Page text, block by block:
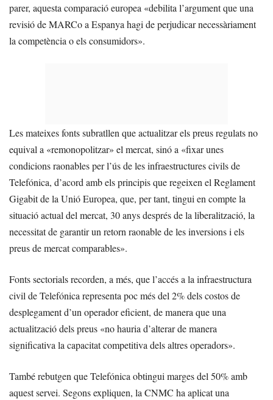
parer, aquesta comparació europea «debilita l’argument que una
revisió de MARCo a Espanya hagi de perjudicar necessàriament
la competència o els consumidors».
Les mateixes fonts subratllen que actualitzar els preus regulats no
equival a «remonopolitzar» el mercat, sinó a «fixar unes
condicions raonables per l’ús de les infraestructures civils de
Telefónica, d’acord amb els principis que regeixen el Reglament
Gigabit de la Unió Europea, que, per tant, tingui en compte la
situació actual del mercat, 30 anys després de la liberalització, la
necessitat de garantir un retorn raonable de les inversions i els
preus de mercat comparables».
Fonts sectorials recorden, a més, que l’accés a la infraestructura
civil de Telefónica representa poc més del 2% dels costos de
desplegament d’un operador eficient, de manera que una
actualització dels preus «no hauria d’alterar de manera
significativa la capacitat competitiva dels altres operadors».
També rebutgen que Telefónica obtingui marges del 50% amb
aquest servei. Segons expliquen, la CNMC ha aplicat una